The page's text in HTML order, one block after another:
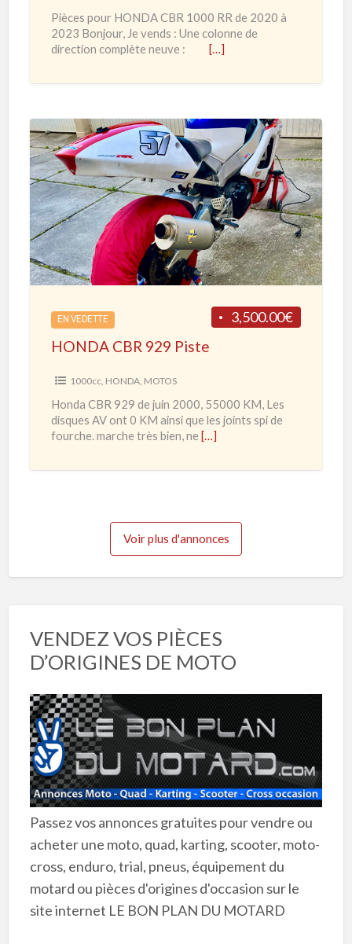
C
R
1
0
0
0
R
R
d
2
Pièces pour HONDA CBR 1000 RR de 2020 à
2023 Bonjour, Je vends : Une colonne de
direction complète neuve : […]
H
O
N
D
A
C
B
e
EN VEDETTE 3,500.00€
HONDA CBR 929 Piste
1000cc, HONDA, MOTOS
Honda CBR 929 de juin 2000, 55000 KM, Les
disques AV ont 0 KM ainsi que les joints spi de
fourche. marche très bien, ne […]
Voir plus d'annonces
VENDEZ VOS PIÈCES
D’ORIGINES DE MOTO
Passez vos annonces gratuites pour vendre ou
acheter une moto, quad, karting, scooter, moto-
cross, enduro, trial, pneus, équipement du
motard ou pièces d'origines d'occasion sur le
site internet LE BON PLAN DU MOTARD